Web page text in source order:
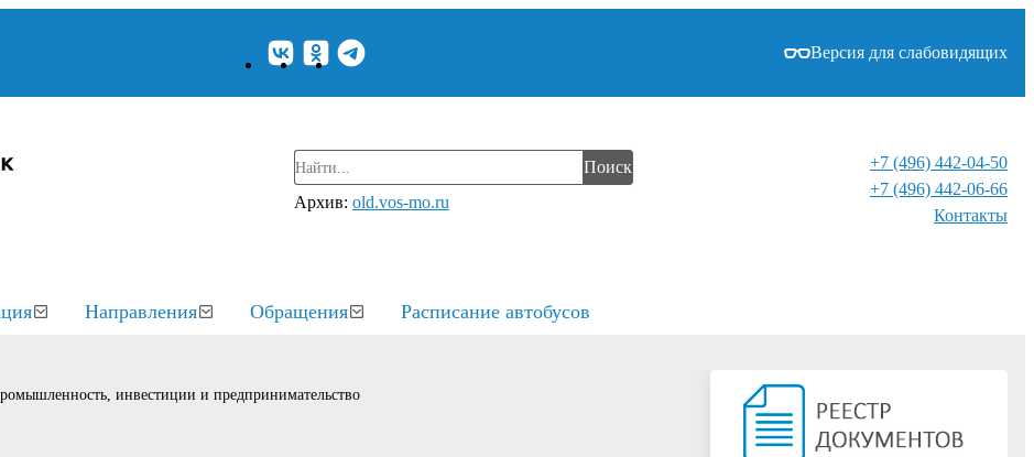
Версия для слабовидящих
Поиск
Архив: old.vos-mo.ru
+7 (496) 442-04-50
+7 (496) 442-06-66
Контакты⁠
Направления Обращения Расписание автобусов
инвестиции и предпринимательство